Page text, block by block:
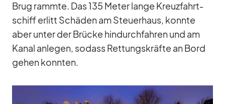
Brug rammte. Das 135 Me­ter lange Kreuz­fahrt­
schiff er­litt Schä­den am Steu­er­haus, konnte
aber un­ter der Brü­cke hin­durch­fah­ren und am
Ka­nal an­le­gen, so­dass Ret­tungs­kräfte an Bord
ge­hen konn­ten.